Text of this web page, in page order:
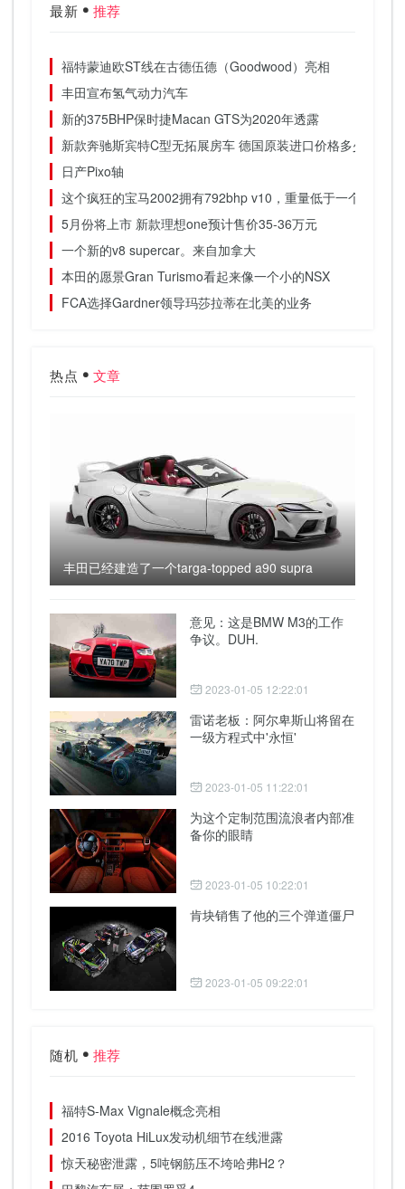
最新 推荐
福特蒙迪欧ST线在古德伍德（Goodwood）亮相
丰田宣布氢气动力汽车
新的375BHP保时捷Macan GTS为2020年透露
新款奔驰斯宾特C型无拓展房车 德国原装进口价格多少
日产Pixo轴
这个疯狂的宝马2002拥有792bhp v10，重量低于一个吨
5月份将上市 新款理想one预计售价35-36万元
一个新的v8 supercar。来自加拿大
本田的愿景Gran Turismo看起来像一个小的NSX
FCA选择Gardner领导玛莎拉蒂在北美的业务
热点 文章
丰田已经建造了一个targa-topped a90 supra
意见：这是BMW M3的工作
争议。DUH.
2023-01-05 12:22:01
雷诺老板：阿尔卑斯山将留在
一级方程式中'永恒'
2023-01-05 11:22:01
为这个定制范围流浪者内部准
备你的眼睛
2023-01-05 10:22:01
肯块销售了他的三个弹道僵尸
2023-01-05 09:22:01
随机 推荐
福特S-Max Vignale概念亮相
2016 Toyota HiLux发动机细节在线泄露
惊天秘密泄露，5吨钢筋压不垮哈弗H2？